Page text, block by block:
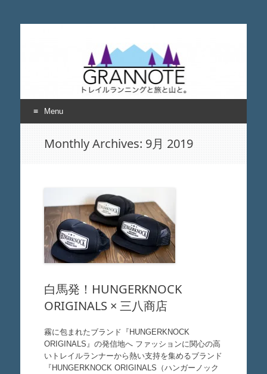
grannote グランノー
トレイルランニングと旅と山について考える
Menu
Monthly Archives: 9月 2019
白馬発！HUNGERKNOCK
ORIGINALS × 三八商店
霧に包まれたブランド『HUNGERKNOCK
ORIGINALS』の発信地へ ファッションに関心の高
いトレイルランナーから熱い支持を集めるブランド
『HUNGERKNOCK ORIGINALS（ハンガーノック